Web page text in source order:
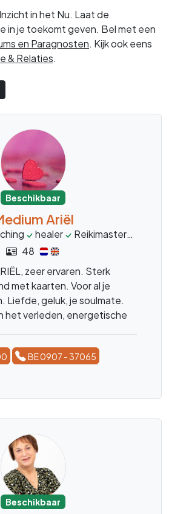
in het Nu. Laat de
in je toekomt geven. Bel met een
en Paragnosten. Kijk ook eens
& Relaties.
Beschikbaar
Ariël
healer Reikimaster
48
zeer ervaren. Sterk
met kaarten. Voor al je
Liefde, geluk, je soulmate.
het verleden, energetische
en inzicht
BE 0907 - 37065
Beschikbaar